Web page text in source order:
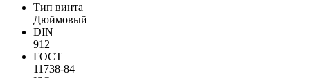
Тип винта
Дюймовый
DIN
912
ГОСТ
11738-84